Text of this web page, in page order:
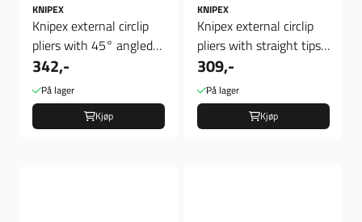
KNIPEX
Knipex external circlip
pliers with 45° angled
tips, Verktøy
342,-
På lager
Kjøp
KNIPEX
Knipex external circlip
pliers with straight tips,
Verktøy
309,-
På lager
Kjøp